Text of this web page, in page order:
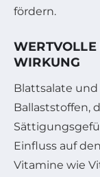
fördern.
WIRKUNG
Blattsalate und
Ballaststoffen,
Einfluss auf
Vitamine wie